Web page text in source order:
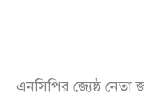
এনসিপির জ্যেষ্ঠ নেতা